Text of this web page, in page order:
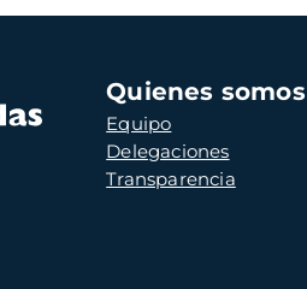
Navegación
principal
Quienes somos
Equipo
Delegaciones
Transparencia